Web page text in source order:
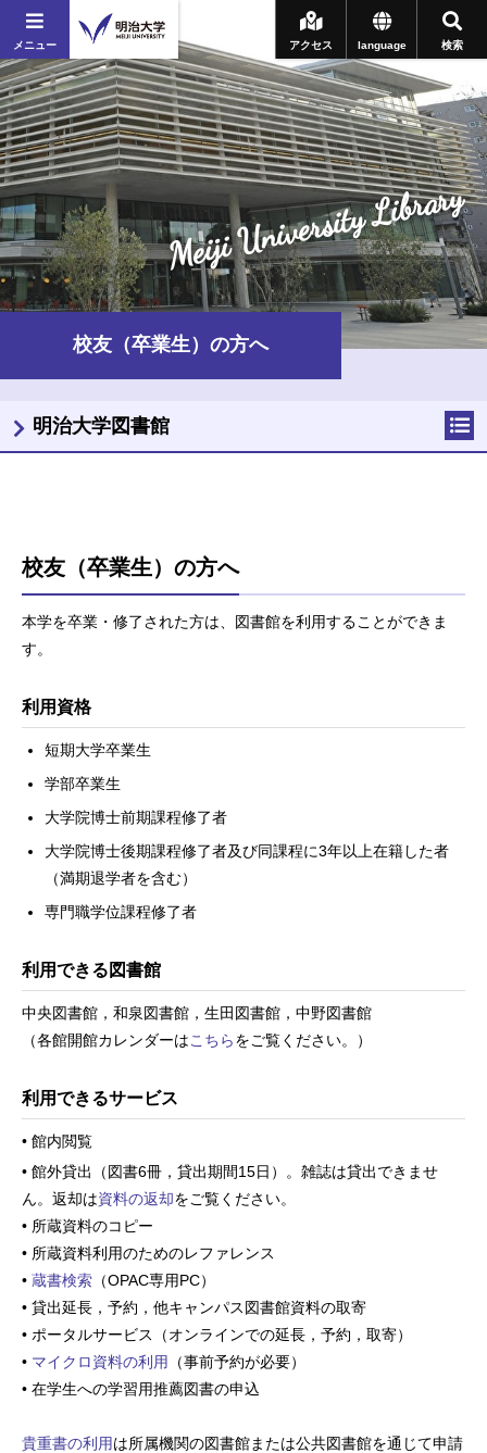
メニュー 検索
language
アクセス
Meiji University Library
校友（卒業生）の方へ
校友（卒業生）の方へ
本学を卒業・修了された方は、図書館を利用することができま
す。
利用資格
短期大学卒業生
学部卒業生
大学院博士前期課程修了者
大学院博士後期課程修了者及び同課程に3年以上在籍した者
（満期退学者を含む）
専門職学位課程修了者
利用できる図書館
中央図書館，和泉図書館，生田図書館，中野図書館
（各館開館カレンダーはこちらをご覧ください。）
利用できるサービス
• 館内閲覧
• 館外貸出（図書6冊，貸出期間15日）。雑誌は貸出できませ
ん。返却は資料の返却をご覧ください。
• 所蔵資料のコピー
• 所蔵資料利用のためのレファレンス
• 蔵書検索 （OPAC専用PC）
• 貸出延長，予約，他キャンパス図書館資料の取寄
• ポータルサービス（オンラインでの延長，予約，取寄）
• マイクロ資料の利用 （事前予約が必要）
• 在学生への学習用推薦図書の申込
貴重書の利用は所属機関の図書館または公共図書館を通じて申請
明治大学図書館